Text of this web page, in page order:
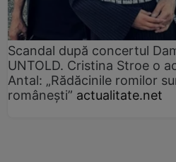
Scandal după concertul
UNTOLD. Cristina Stroe o
Antal: „Rădăcinile romilor
românești” actualitate.net